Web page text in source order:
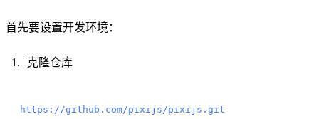
首先要设置开发环境：
克隆仓库
https://github.com/pixijs/pixijs.git